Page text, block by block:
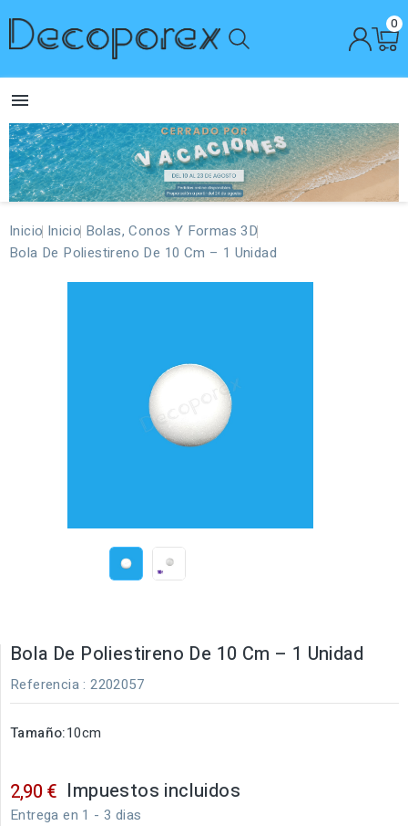
0

Inicio Inicio Bolas, Conos Y Formas 3D
Bola De Poliestireno De 10 Cm – 1 Unidad
Bola De Poliestireno De 10 Cm – 1 Unidad
Referencia : 2202057
Tamaño:10cm
2,90 € Impuestos incluidos
Entrega en 1 - 3 dias